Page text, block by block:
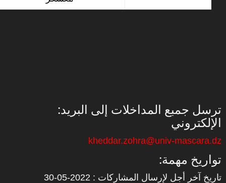
:ترسل جمبع المداخلات إلى البريد
الإلكتروني
kheddar.zohra@univ-mascara.dz
:تواريخ مهمة
تاريخ آخر أجل لإرسال المشاركات : 2022-05-30